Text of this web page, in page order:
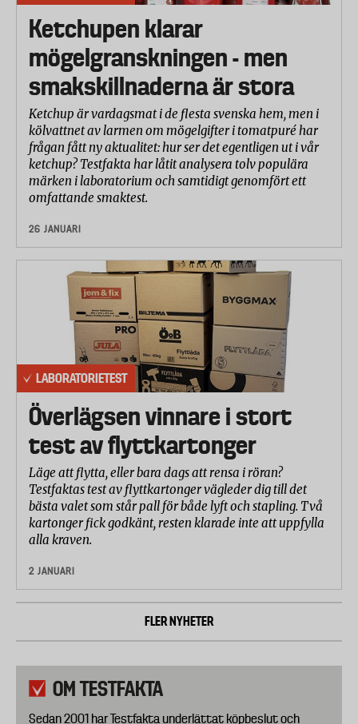
Ketchupen klarar
mögelgranskningen - men
smakskillnaderna är stora
Ketchup är vardagsmat i de flesta svenska hem, men i
kölvattnet av larmen om mögelgifter i tomatpuré har
frågan fått ny aktualitet: hur ser det egentligen ut i vår
ketchup? Testfakta har låtit analysera tolv populära
märken i laboratorium och samtidigt genomfört ett
omfattande smaktest.
26 JANUARI
LABORATORIETEST
Överlägsen vinnare i stort
test av flyttkartonger
Läge att flytta, eller bara dags att rensa i röran?
Testfaktas test av flyttkartonger vägleder dig till det
bästa valet som står pall för både lyft och stapling. Två
kartonger fick godkänt, resten klarade inte att uppfylla
alla kraven.
2 JANUARI
FLER NYHETER
OM TESTFAKTA
Sedan 2001 har Testfakta underlättat köpbeslut och